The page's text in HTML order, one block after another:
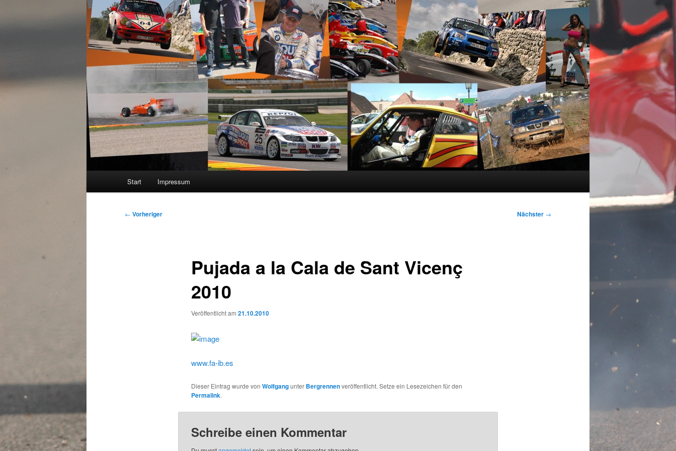
Start Impressum
Beitragsnavigation
← Vorheriger Nächster →
Pujada a la Cala de Sant Vicenç
2010
Veröffentlicht am 21.10.2010
www.fa-ib.es
Dieser Eintrag wurde von Wolfgangunter Bergrennenveröffentlicht. Setze ein Lesezeichen für den
Permalink.
Schreibe einen Kommentar